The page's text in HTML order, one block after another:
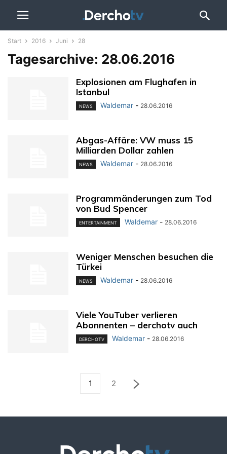
Start 2016 Juni 28
Tagesarchive: 28.06.2016
Explosionen am Flughafen in
Istanbul
NEWS Waldemar - 28.06.2016
Abgas-Affäre: VW muss 15
Milliarden Dollar zahlen
NEWS Waldemar - 28.06.2016
Programmänderungen zum Tod
von Bud Spencer
ENTERTAINMENT Waldemar - 28.06.2016
Weniger Menschen besuchen die
Türkei
NEWS Waldemar - 28.06.2016
Viele YouTuber verlieren
Abonnenten – derchotv auch
DERCHOTV Waldemar - 28.06.2016
1 2